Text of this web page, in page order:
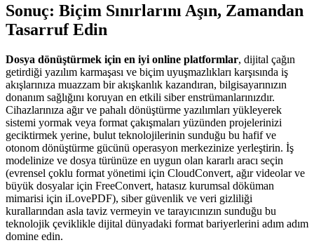
Sonuç: Biçim Sınırlarını Aşın, Zamandan
Tasarruf Edin
Dosya dönüştürmek için en iyi online platformlar, dijital çağın
getirdiği yazılım karmaşası ve biçim uyuşmazlıkları karşısında iş
akışlarınıza muazzam bir akışkanlık kazandıran, bilgisayarınızın
donanım sağlığını koruyan en etkili siber enstrümanlarınızdır.
Cihazlarınıza ağır ve pahalı dönüştürme yazılımları yükleyerek
sistemi yormak veya format çakışmaları yüzünden projelerinizi
geciktirmek yerine, bulut teknolojilerinin sunduğu bu hafif ve
otonom dönüştürme gücünü operasyon merkezinize yerleştirin. İş
modelinize ve dosya türünüze en uygun olan kararlı aracı seçin
(evrensel çoklu format yönetimi için CloudConvert, ağır videolar ve
büyük dosyalar için FreeConvert, hatasız kurumsal döküman
mimarisi için iLovePDF), siber güvenlik ve veri gizliliği
kurallarından asla taviz vermeyin ve tarayıcınızın sunduğu bu
teknolojik çeviklikle dijital dünyadaki format bariyerlerini adım adım
domine edin.